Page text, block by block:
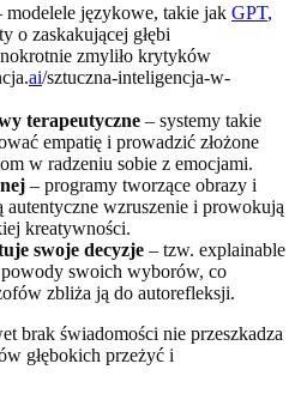
modelele językowe, takie jak GPT,
o zaskakującej głębi
zmyliło krytyków
ai/sztuczna-inteligencja-w-
terapeutyczne – systemy takie
empatię i prowadzić złożone
w radzeniu sobie z emocjami.
– programy tworzące obrazy i
wzruszenie i prowokują
kreatywności.
swoje decyzje – tzw. explainable
swoich wyborów, co
zbliża ją do autorefleksji.
brak świadomości nie przeszkadza
głębokich przeżyć i